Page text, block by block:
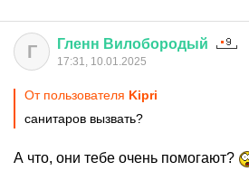
Г Гленн Вилобородый
17:31, 10.01.2025
От пользователя Kipri
санитаров вызвать?
А что, они тебе очень помогают?